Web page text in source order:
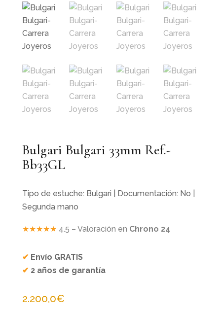
Bulgari Bulgari 33mm Ref.-
Bb33GL
Tipo de estuche: Bulgari | Documentación: No |
Segunda mano
★★★★★ 4.5 – Valoración en Chrono 24
✔ Envío GRATIS
✔ 2 años de garantía
2.200,0€